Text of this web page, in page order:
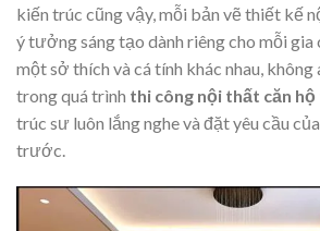
kiến trúc cũng vậy, mỗi bản vẽ thiết kế
ý tưởng sáng tạo dành riêng cho mỗi gia
một sở thích và cá tính khác nhau, không
trong quá trình thi công nội thất căn
trúc sư luôn lắng nghe và đặt yêu cầu
trước.